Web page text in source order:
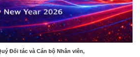
Đối tác và Cán bộ Nhân viên,